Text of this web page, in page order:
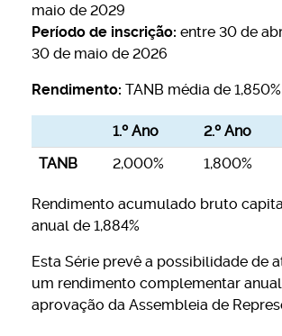
maio de 2029
Período de inscrição: entre 30 de
30 de maio de 2026
Rendimento: TANB média de 1,850%
1.º Ano 2.º Ano
TANB
2,000% 1,800%
Rendimento acumulado bruto
anual de 1,884%
Esta Série prevê a possibilidade de
um rendimento complementar
aprovação da Assembleia de